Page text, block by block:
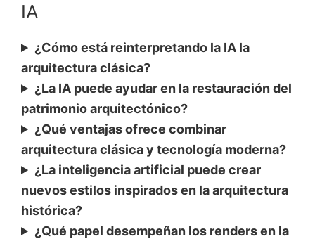
IA
¿Cómo está reinterpretando la IA la
arquitectura clásica?
¿La IA puede ayudar en la restauración del
patrimonio arquitectónico?
¿Qué ventajas ofrece combinar
arquitectura clásica y tecnología moderna?
¿La inteligencia artificial puede crear
nuevos estilos inspirados en la arquitectura
histórica?
¿Qué papel desempeñan los renders en la